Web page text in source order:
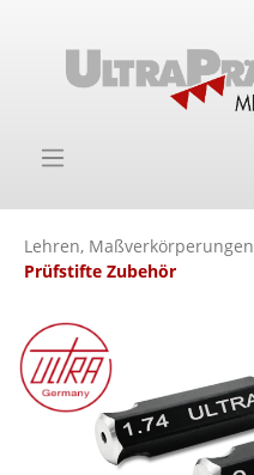
Lehren, Maßverkörperungen
Prüfstifte Zubehör
Bildergalerie überspringen